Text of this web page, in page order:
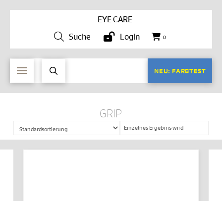
EYE CARE
Suche
Login 0
NEU: FARBTEST
GRIP
Einzelnes Ergebnis wird
angezeigt